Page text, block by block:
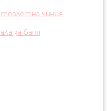
чиния
за баня